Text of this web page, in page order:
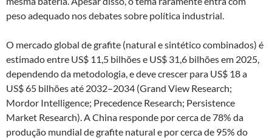
peso adequado nos debates sobre política industrial.
O mercado global de grafite (natural e sintético combinados) é
estimado entre US$ 11,5 bilhões e US$ 31,6 bilhões em 2025,
dependendo da metodologia, e deve crescer para US$ 18 a
US$ 65 bilhões até 2032–2034 (Grand View Research;
Mordor Intelligence; Precedence Research; Persistence
Market Research). A China responde por cerca de 78% da
produção mundial de grafite natural e por cerca de 95% do